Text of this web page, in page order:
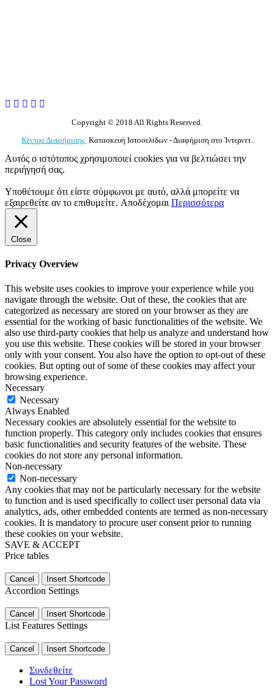
Copyright © 2018 All Rights Reserved.
Κέντρο Διαφήμισης Κατασκευή Ιστοσελίδων - Διαφήμιση στο Ίντερνετ.
Αυτός ο ιστότοπος χρησιμοποιεί cookies για να βελτιώσει την
περιήγησή σας.
Υποθέτουμε ότι είστε σύμφωνοι με αυτό, αλλά μπορείτε να
εξαιρεθείτε αν το επιθυμείτε. Αποδέχομαι Περισσότερα
Close
Privacy Overview
This website uses cookies to improve your experience while you
navigate through the website. Out of these, the cookies that are
categorized as necessary are stored on your browser as they are
essential for the working of basic functionalities of the website. We
also use third-party cookies that help us analyze and understand how
you use this website. These cookies will be stored in your browser
only with your consent. You also have the option to opt-out of these
cookies. But opting out of some of these cookies may affect your
browsing experience.
Necessary
Necessary
Always Enabled
Necessary cookies are absolutely essential for the website to
function properly. This category only includes cookies that ensures
basic functionalities and security features of the website. These
cookies do not store any personal information.
Non-necessary
Non-necessary
Any cookies that may not be particularly necessary for the website
to function and is used specifically to collect user personal data via
analytics, ads, other embedded contents are termed as non-necessary
cookies. It is mandatory to procure user consent prior to running
these cookies on your website.
SAVE & ACCEPT
Price tables
Cancel Insert Shortcode
Accordion Settings
Cancel Insert Shortcode
List Features Settings
Cancel Insert Shortcode
Συνδεθείτε
Lost Your Password